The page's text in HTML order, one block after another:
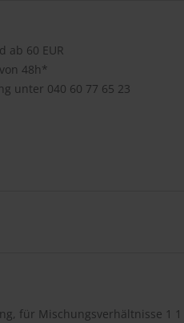
ab 60 EUR
48h*
unter 040 60 77 65 23
für Mischungsverhältnisse 1 1